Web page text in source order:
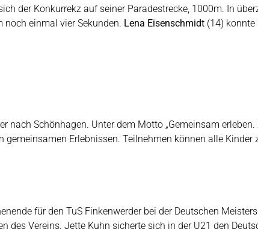
der Konkurrekz auf seiner Paradestrecke, 1000m. In
einmal vier Sekunden. Lena Eisenschmidt (14) konnte
Schönhagen. Unter dem Motto „Gemeinsam
Erlebnissen. Teilnehmen können alle
für den TuS Finkenwerder bei der Deutschen
Vereins. Jette Kuhn sicherte sich in der U21 den